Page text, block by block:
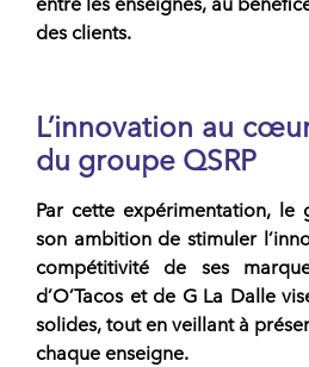
des clients.
L’innovation au
du groupe QSRP
Par cette expérimentation, le
son ambition de stimuler l’
compétitivité de ses
d’O’Tacos et de G La Dalle
solides, tout en veillant à
chaque enseigne.